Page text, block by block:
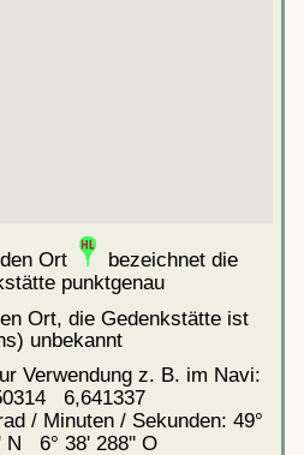
Ort
bezeichnet die
punktgenau
Ort, die Gedenkstätte ist
unbekannt
Verwendung z. B. im Navi:
6,641337
/ Minuten / Sekunden: 49°
N 6° 38' 288'' O